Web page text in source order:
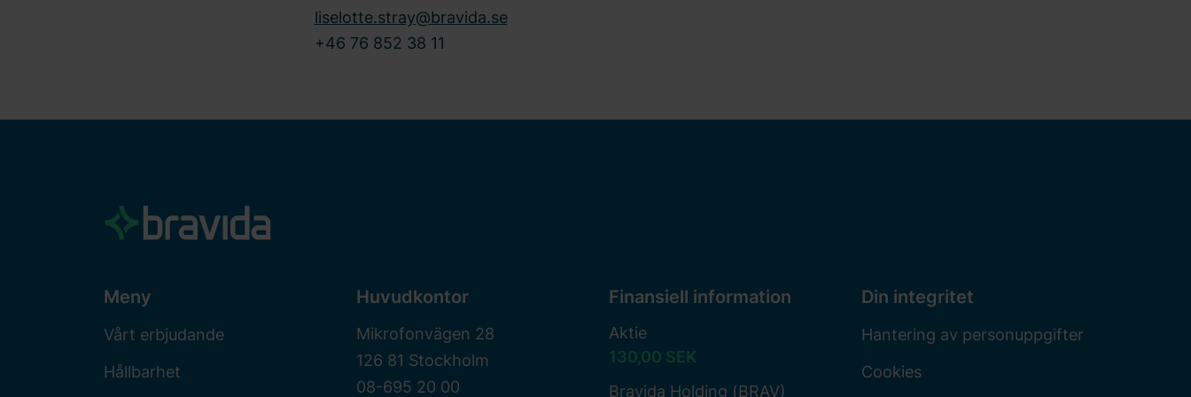
liselotte.stray@bravida.se
+46 76 852 38 11
Meny
Vårt erbjudande
Hållbarhet
Huvudkontor
Mikrofonvägen 28
126 81 Stockholm
08-695 20 00
Finansiell information
Aktie
130,00 SEK
Bravida Holding (BRAV)
Din integritet
Hantering av personuppgifter
Cookies